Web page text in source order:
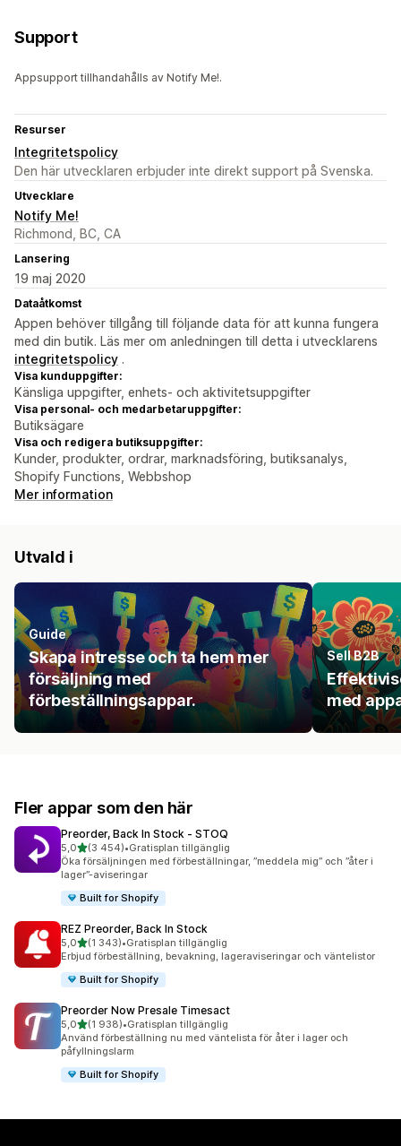
Support
Appsupport tillhandahålls av Notify Me!.
Resurser
Integritetspolicy
Den här utvecklaren erbjuder inte direkt support på Svenska.
Utvecklare
Notify Me!
Richmond, BC, CA
Lansering
19 maj 2020
Dataåtkomst
Appen behöver tillgång till följande data för att kunna fungera
med din butik. Läs mer om anledningen till detta i utvecklarens
integritetspolicy .
Visa kunduppgifter:
Känsliga uppgifter, enhets- och aktivitetsuppgifter
Visa personal- och medarbetaruppgifter:
Butiksägare
Visa och redigera butiksuppgifter:
Kunder, produkter, ordrar, marknadsföring, butiksanalys,
Shopify Functions, Webbshop
Mer information
Utvald i
Guide
Skapa intresse och ta hem mer
försäljning med
förbeställningsappar.
Sell B2B
med
Fler appar som den här
Preorder, Back In Stock ‑ STOQ
5,0av 5 stjärnor
(3 454)
3454 recensioner totalt
•Gratisplan tillgänglig
Öka försäljningen med förbeställningar, ”meddela mig” och ”åter i
lager”-aviseringar
Built for Shopify
REZ Preorder, Back In Stock
5,0av 5 stjärnor
(1 343)
1343 recensioner totalt
•Gratisplan tillgänglig
Erbjud förbeställning, bevakning, lageraviseringar och väntelistor
Built for Shopify
Preorder Now Presale Timesact
5,0av 5 stjärnor
(1 938)
1938 recensioner totalt
•Gratisplan tillgänglig
Använd förbeställning nu med väntelista för åter i lager och
påfyllningslarm
Built for Shopify